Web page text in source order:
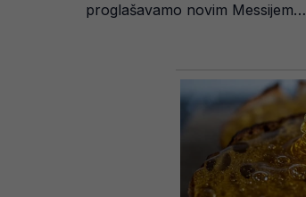
proglašavamo novim Messijem…